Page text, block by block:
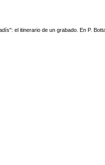
el itinerario de un grabado. En P.